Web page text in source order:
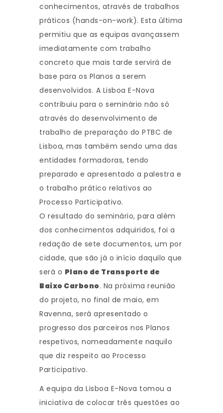
conhecimentos, através de trabalhos
práticos (hands-on-work). Esta última
permitiu que as equipas avançassem
imediatamente com trabalho
concreto que mais tarde servirá de
base para os Planos a serem
desenvolvidos. A Lisboa E-Nova
contribuiu para o seminário não só
através do desenvolvimento de
trabalho de preparação do PTBC de
Lisboa, mas também sendo uma das
entidades formadoras, tendo
preparado e apresentado a palestra e
o trabalho prático relativos ao
Processo Participativo.
O resultado do seminário, para além
dos conhecimentos adquiridos, foi a
redação de sete documentos, um por
cidade, que são já o início daquilo que
será o Plano de Transporte de
Baixo Carbono. Na próxima reunião
do projeto, no final de maio, em
Ravenna, será apresentado o
progresso dos parceiros nos Planos
respetivos, nomeadamente naquilo
que diz respeito ao Processo
Participativo.
A equipa da Lisboa E-Nova tomou a
iniciativa de colocar três questões ao